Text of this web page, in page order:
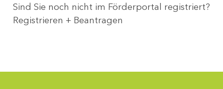
Sind Sie noch nicht im Förderportal registriert?
Registrieren + Beantragen